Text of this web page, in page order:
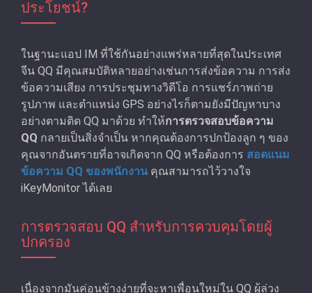
ประโยชน์?
ในฐานะแอป IM ที่ใช้กันอย่างแพร่หลายที่สุดในประเทศ
จีน QQ มีคุณสมบัติหลายอย่างเช่นการส่งข้อความ การส่ง
ข้อความเสียง การประชุมทางวิดีโอ การแชร์ภาพถ่าย
รูปภาพ และตําแหน่ง GPS อย่างไรก็ตามยังมีปัญหาบาง
อย่างตามติด QQ มาด้วย ทำให้การตรวจสอบข้อความ
QQ กลายเป็นสิ่งจําเป็น หากคุณต้องการปกป้องลูก ๆ ของ
คุณจากอันตรายที่อาจเกิดจาก QQ หรือต้องการ สอดแนม
ข้อความ QQ ของพนักงาน คุณสามารถไว้วางใจ
iKeyMonitor ได้เลย
การตรวจสอบ QQ สําหรับการควบคุมโดยผู้
ปกครอง
เนื่องจากมันค่อนข้างง่ายที่จะหาเพื่อนใหม่ใน QQ ผู้ล่วง